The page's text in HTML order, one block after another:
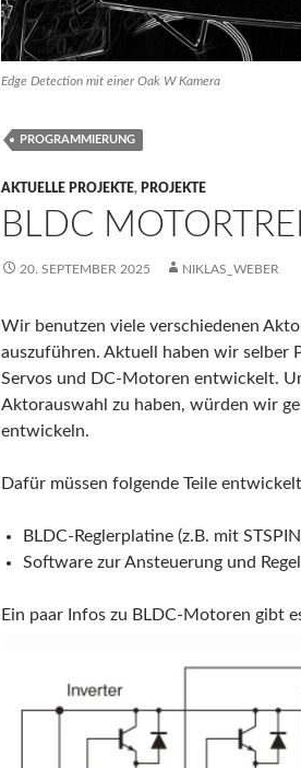
Edge Detection mit einer Oak W Kamera
PROGRAMMIERUNG
AKTUELLE PROJEKTE, PROJEKTE
BLDC
20. SEPTEMBER 2025 NIKLAS_WEBER
Wir benutzen viele verschiedenen
auszuführen. Aktuell haben wir selber
Servos und DC-Motoren entwickelt.
Aktorauswahl zu haben, würden wir
entwickeln.
Dafür müssen folgende Teile
BLDC-Reglerplatine (z.B. mit
Software zur Ansteuerung und
Ein paar Infos zu BLDC-Motoren gibt